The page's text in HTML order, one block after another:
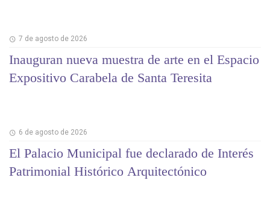
7 de agosto de 2026
Inauguran nueva muestra de arte en el Espacio
Expositivo Carabela de Santa Teresita
6 de agosto de 2026
El Palacio Municipal fue declarado de Interés
Patrimonial Histórico Arquitectónico